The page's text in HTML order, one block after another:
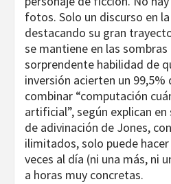
fotos. Solo un discurso en
destacando su gran
se mantiene en las sombras
sorprendente habilidad de
inversión acierten un 99,5%
combinar “computación
artificial”, según explican
de adivinación de Jones,
ilimitados, solo puede
veces al día (ni una más, ni
a horas muy concretas.